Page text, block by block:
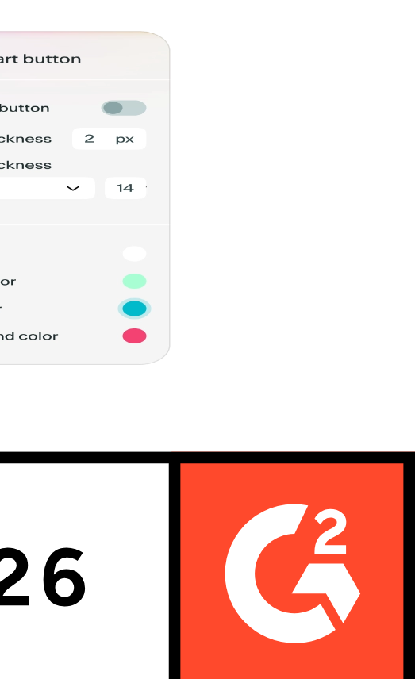
una experiencia fluida y coherente en la que los clientes confían al instante.